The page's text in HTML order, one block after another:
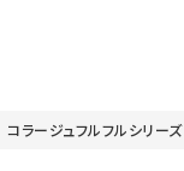
コラージュフルフルシリーズ